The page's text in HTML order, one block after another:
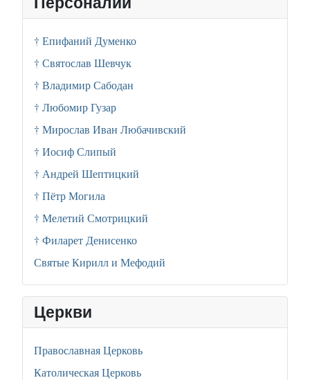
† Епифаний Думенко
† Святослав Шевчук
† Владимир Сабодан
† Любомир Гузар
† Мирослав Иван Любачивский
† Иосиф Слипый
† Андрей Шептицкий
† Пётр Могила
† Мелетий Смотрицкий
† Филарет Денисенко
Святые Кирилл и Мефодий
Церкви
Православная Церковь
Католическая Церковь